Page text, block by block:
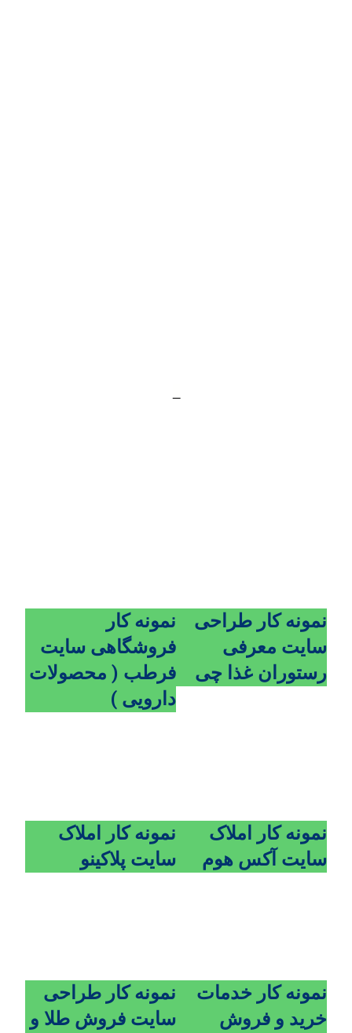
نمونه کار طراحی
سایت معرفی
رستوران غذا چی
نمونه کار
فروشگاهی سایت
فرطب ( محصولات
دارویی )
نمونه کار املاک
سایت آکس هوم
نمونه کار املاک
سایت پلاکینو
نمونه کار خدمات
خرید و فروش
نمونه کار طراحی
سایت فروش طلا و